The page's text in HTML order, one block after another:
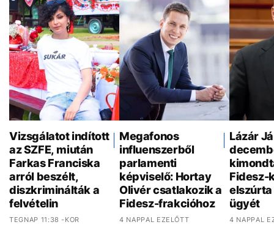
Vizsgálatot indított
az SZFE, miután
Farkas Franciska
arról beszélt,
diszkriminálták a
felvételin
TEGNAP 11:38 -KOR
Megafonos
influenszerből
parlamenti
képviselő: Hortay
Olivér csatlakozik a
Fidesz-frakcióhoz
4 NAPPAL EZELŐTT
Lázár
Fidesz-
ügyét
4 NAPPAL